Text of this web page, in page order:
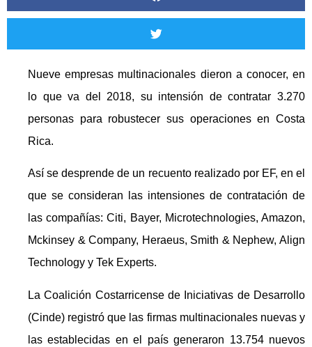
Nueve empresas multinacionales dieron a conocer, en
lo que va del 2018, su intensión de contratar 3.270
personas para robustecer sus operaciones en Costa
Rica.
Así se desprende de un recuento realizado por EF, en el
que se consideran las intensiones de contratación de
las compañías: Citi, Bayer, Microtechnologies, Amazon,
Mckinsey & Company, Heraeus, Smith & Nephew, Align
Technology y Tek Experts.
La Coalición Costarricense de Iniciativas de Desarrollo
(Cinde) registró que las firmas multinacionales nuevas y
las establecidas en el país generaron 13.754 nuevos